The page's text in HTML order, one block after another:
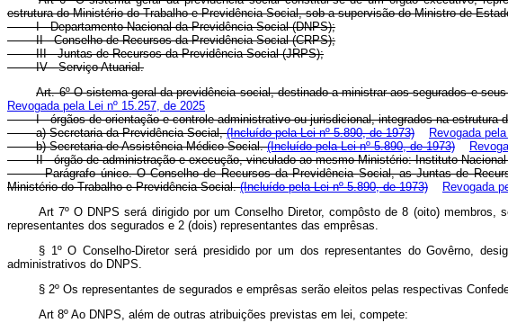
estrutura do Ministério do Trabalho e Previdência Social, sob a supervisão do Ministro de
I - Departamento Nacional da Previdência Social (DNPS);
II - Conselho de Recursos da Previdência Social (CRPS);
III - Juntas de Recursos da Previdência Social (JRPS);
IV - Serviço Atuarial.
Art. 6º O sistema geral da previdência social, destinado a ministrar aos segurados e
Revogada pela Lei nº 15.257, de 2025
I - órgãos de orientação e controle administrativo ou jurisdicional, integrados na estrutura
a) Secretaria da Previdência Social,(Incluído pela Lei nº 5.890, de 1973)
Revogada
b) Secretaria de Assistência Médico-Social.(Incluído pela Lei nº 5.890, de 1973)
II - órgão de administração e execução, vinculado ao mesmo Ministério: Instituto
Parágrafo único. O Conselho de Recursos da Previdência Social, as Juntas de
Ministério do Trabalho e Previdência Social.(Incluído pela Lei nº 5.890, de 1973)
Revogada
Art 7º O DNPS será dirigido por um Conselho Diretor, compôsto de 8 (oito)
representantes dos segurados e 2 (dois) representantes das emprêsas.
§ 1º O Conselho-Diretor será presidido por um dos representantes do Govêrno,
administrativos do DNPS.
§ 2º Os representantes de segurados e emprêsas serão eleitos pelas respectivas
Art 8º Ao DNPS, além de outras atribuições previstas em lei, compete: